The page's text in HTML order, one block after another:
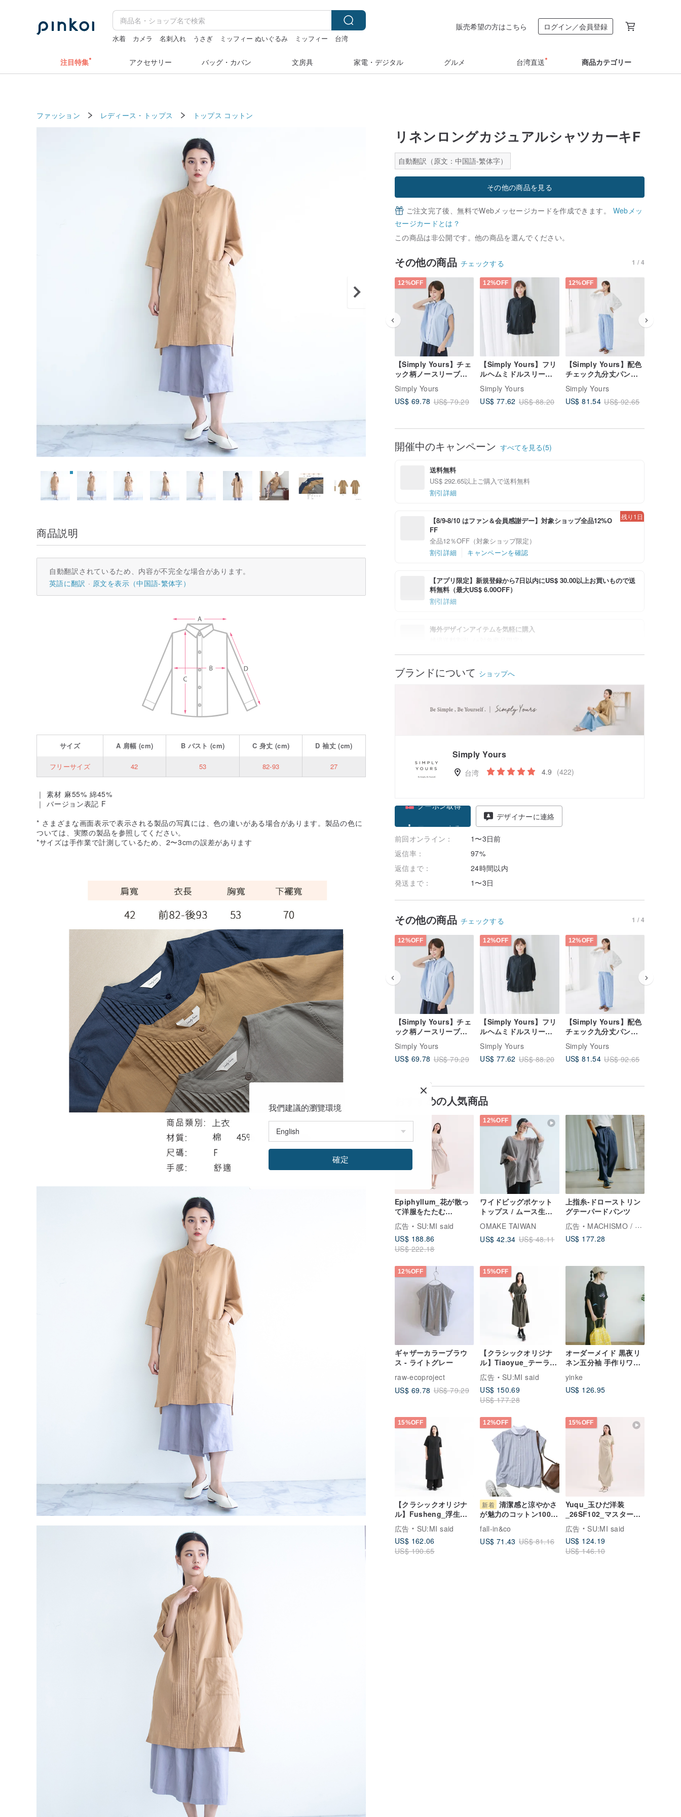
水着 カメラ 名刺入れ うさぎ ミッフィー ぬいぐるみ ミッフィー
台湾
販売希望の方はこちら ログイン／会員登録
注目特集 アクセサリー バッグ・カバン 文房具 家電・デジタル グルメ 台湾直送 商品カテゴリー
ファッション レディース・トップス トップス コットン
リネンロングカジュアルシャツカーキF
自動翻訳（原文：中国語-繁体字）
その他の商品を見る
ご注文完了後、無料でWebメッセージカードを作成できます。 Webメッ
セージカードとは？
この商品は非公開です。他の商品を選んでください。
その他の商品 チェックする 1 / 4
12%OFF
【Simply Yours】チェ
ック柄ノースリーブシ
Simply Yours
US$ 69.78 US$ 79.29
12%OFF
【Simply Yours】フリ
ルヘムミドルスリーブ
Simply Yours
US$ 77.62 US$ 88.20
12%OFF
【Simply Yours】配色
チェック九分丈パンツ
Simply Yours
US$ 81.54 US$ 92.65
開催中のキャンペーン すべてを見る(5)
送料無料
US$ 292.65以上ご購入で送料無料
割引詳細
【8/9-8/10 はファン＆会員感謝デー】対象ショップ全品12%O
FF
全品12％OFF（対象ショップ限定）
割引詳細
キャンペーンを確認
残り1日
【アプリ限定】新規登録から7日以内にUS$ 30.00以上お買いもので送
料無料（最大US$ 6.00OFF）
割引詳細
海外デザインアイテムを気軽に購入
【8/9-8/10 はファン＆会員感謝デー】アプリ限定全品対象7％
割引詳細
キャンペーンを確認
ブランドについて ショップへ
Simply Yours
台湾 4.9 (422)
フォローする
デザイナーに連絡
前回オンライン：
1〜3日前
返信率：
97%
返信まで：
24時間以内
発送まで：
1〜3日
その他の商品 チェックする 1 / 4
12%OFF
【Simply Yours】チェ
ック柄ノースリーブシ
ャツ 青 F
Simply Yours
US$ 69.78 US$ 79.29
12%OFF
【Simply Yours】フリ
ルヘムミドルスリーブ
シャツ 黒 F
Simply Yours
US$ 77.62 US$ 88.20
12%OFF
【Simply Yours】配色
チェック九分丈パンツ
青 F
Simply Yours
US$ 81.54 US$ 92.65
おすすめの人気商品
15%OFF
Epiphyllum_花が散っ
て洋服をたたむ
_26SF104_淺灰
広告
SU:MI said
US$ 188.86
US$ 222.18
12%OFF
ワイドビッグポケット
トップス / ムース生地
ライトグレー
OMAKE TAIWAN
US$ 42.34 US$ 48.11
上指糸-ドローストリン
グテーパードパンツ
広告
MACHISMO / マチスモ
US$ 177.28
12%OFF
ギャザーカラーブラウ
ス - ライトグレー
raw-ecoproject
US$ 69.78 US$ 79.29
15%OFF
【クラシックオリジナ
ル】Tiaoyue_テーラー
ドカラーワンピース_ぐ
んりょく
広告
SU:MI said
US$ 150.69
US$ 177.28
オーダーメイド 黒夜リ
ネン五分袖 手作りワイ
ドトップス ユニセック
ス 山稜
yinke
US$ 126.95
15%OFF
【クラシックオリジナ
ル】Fusheng_浮生ベ
ストドレス_CLD030_
黒
広告
SU:MI said
US$ 162.06
US$ 190.65
12%OFF
新着 清潔感と涼やかさ
が魅力のコットン100
フレンチスリーブ 青
ホワイト 260722-2
fall-in&co
US$ 71.43 US$ 81.16
15%OFF
Yuqu_玉ひだ洋装
_26SF102_マスタード
イエロー
広告
SU:MI said
US$ 124.19
US$ 146.10
商品説明
自動翻訳されているため、内容が不完全な場合があります。
英語に翻訳
原文を表示（中国語-繁体字）
サイズ A 肩幅 (cm) B バスト (cm) C 身丈 (cm) D袖丈(cm)
フリーサイズ 42 53 82-93 27
｜ 素材 麻55% 綿45%
｜ バージョン表記 F
* さまざまな画面表示で表示される製品の写真には、色の違いがある場合があります。製品の色に
ついては、実際の製品を参照してください。
*サイズは手作業で計測しているため、2〜3cmの誤差があります
我們建議的瀏覽環境
確定